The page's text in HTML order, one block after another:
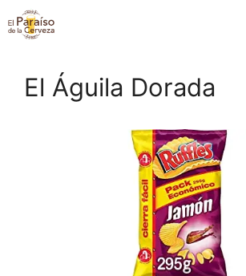
Saltar
al
El Águila Dorada